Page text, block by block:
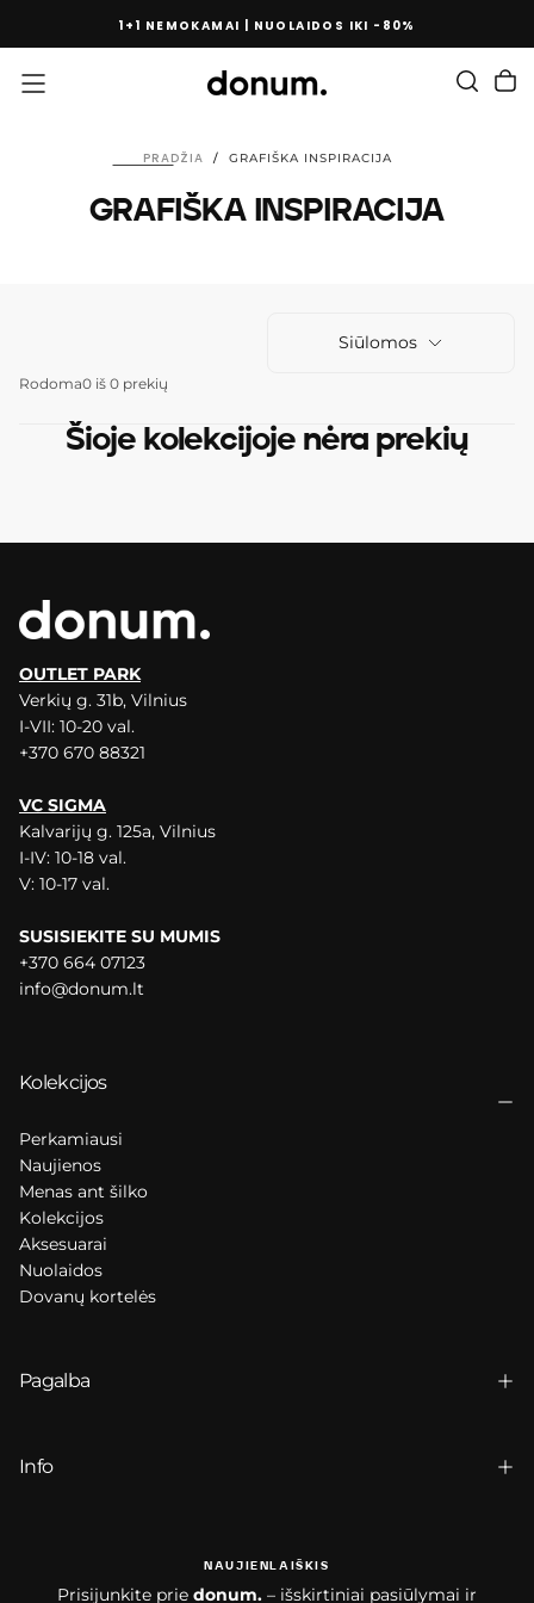
TURINIO
1+1 NEMOKAMAI | NUOLAIDOS IKI -80%
PRADŽIA / GRAFIŠKA INSPIRACIJA
GRAFIŠKA INSPIRACIJA
Siūlomos
Rodoma0 iš 0 prekių
Šioje kolekcijoje nėra prekių
OUTLET PARK
Verkių g. 31b, Vilnius
I-VII: 10-20 val.
+370 670 88321
VC SIGMA
Kalvarijų g. 125a, Vilnius
I-IV: 10-18 val.
V: 10-17 val.
SUSISIEKITE SU MUMIS
+370 664 07123
info@donum.lt
Kolekcijos
Perkamiausi
Naujienos
Menas ant šilko
Kolekcijos
Aksesuarai
Nuolaidos
Dovanų kortelės
Pagalba
Info
NAUJIENLAIŠKIS
Prisijunkite prie donum. – išskirtiniai pasiūlymai ir